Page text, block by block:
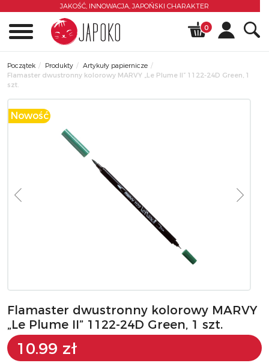
JAKOŚĆ, INNOWACJA, JAPOŃSKI CHARAKTER
0
Początek Produkty
Artykuły papiernicze
Flamaster dwustronny kolorowy MARVY „Le Plume II” 1122-24D Green, 1
szt.
Nowość
Flamaster dwustronny kolorowy MARVY
„Le Plume II” 1122-24D Green, 1 szt.
10.99 zł